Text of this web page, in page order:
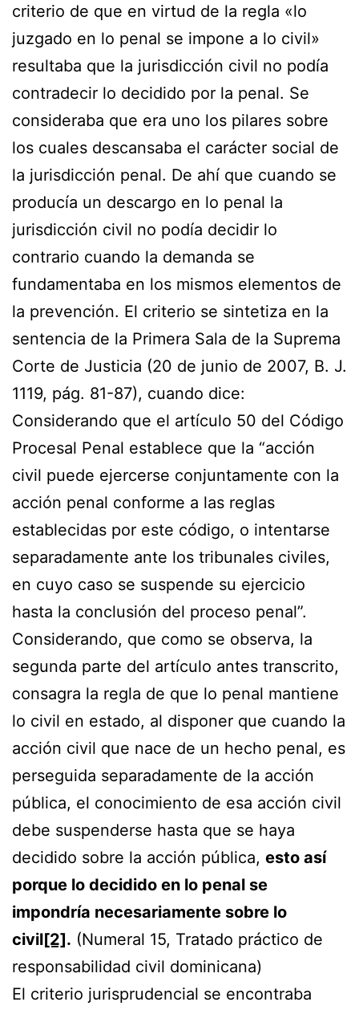
criterio de que en virtud de la regla «lo
juzgado en lo penal se impone a lo civil»
resultaba que la jurisdicción civil no podía
contradecir lo decidido por la penal. Se
consideraba que era uno los pilares sobre
los cuales descansaba el carácter social de
la jurisdicción penal. De ahí que cuando se
producía un descargo en lo penal la
jurisdicción civil no podía decidir lo
contrario cuando la demanda se
fundamentaba en los mismos elementos de
la prevención. El criterio se sintetiza en la
sentencia de la Primera Sala de la Suprema
Corte de Justicia (20 de junio de 2007, B. J.
1119, pág. 81-87), cuando dice:
Considerando que el artículo 50 del Código
Procesal Penal establece que la “acción
civil puede ejercerse conjuntamente con la
acción penal conforme a las reglas
establecidas por este código, o intentarse
separadamente ante los tribunales civiles,
en cuyo caso se suspende su ejercicio
hasta la conclusión del proceso penal”.
Considerando, que como se observa, la
segunda parte del artículo antes transcrito,
consagra la regla de que lo penal mantiene
lo civil en estado, al disponer que cuando la
acción civil que nace de un hecho penal, es
perseguida separadamente de la acción
pública, el conocimiento de esa acción civil
debe suspenderse hasta que se haya
decidido sobre la acción pública, esto así
porque lo decidido en lo penal se
impondría necesariamente sobre lo
civil[2]. (Numeral 15, Tratado práctico de
responsabilidad civil dominicana)
El criterio jurisprudencial se encontraba